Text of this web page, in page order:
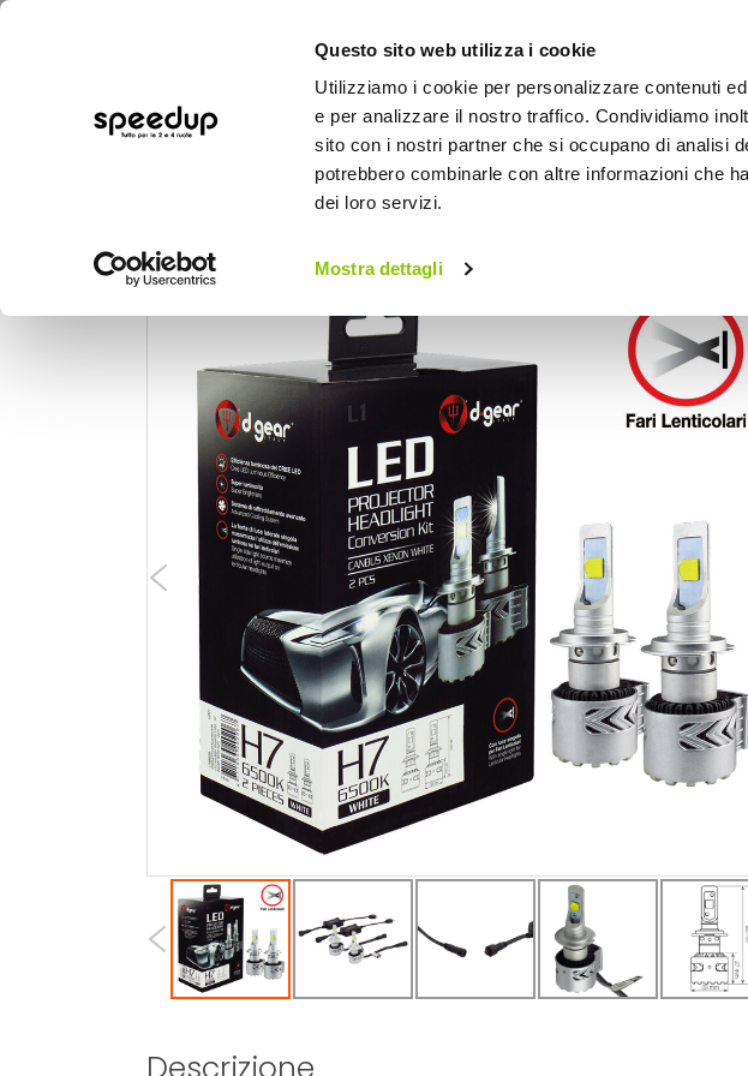
Questo sito web utilizza i cookie
Utilizziamo i cookie per personalizzare contenuti
e per analizzare il nostro traffico. Condividiamo
sito con i nostri partner che si occupano di analisi
potrebbero combinarle con altre informazioni che
dei loro servizi.
Mostra dettagli
BICI OUTDOOR
Home